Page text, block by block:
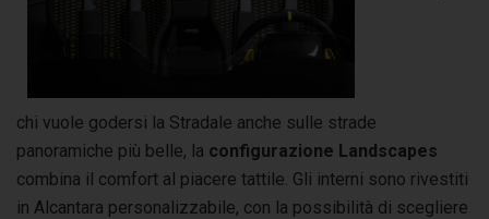
chi vuole godersi la Stradale anche sulle strade
panoramiche più belle, la configurazione Landscapes
combina il comfort al piacere tattile. Gli interni sono rivestiti
in Alcantara personalizzabile, con la possibilità di scegliere